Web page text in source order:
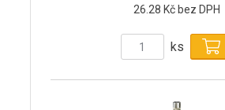
26.28 Kč bez DPH
ks